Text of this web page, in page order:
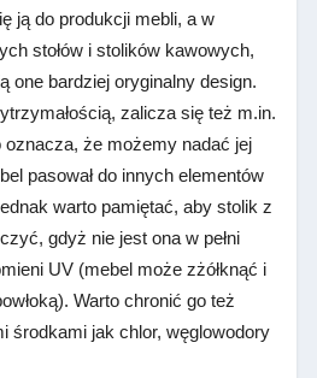
ją do produkcji mebli, a w
stołów i stolików kawowych,
one bardziej oryginalny design.
zalicza się też m.in.
oznacza, że możemy nadać jej
pasował do innych elementów
warto pamiętać, aby stolik z
gdyż nie jest ona w pełni
UV (mebel może zżółknąć i
Warto chronić go też
środkami jak chlor, węglowodory